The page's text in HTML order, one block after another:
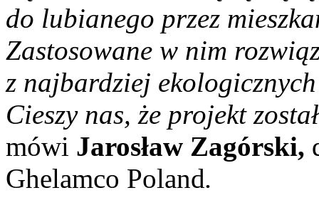
do lubianego przez
Zastosowane w nim
z najbardziej
Cieszy nas, że projekt
mówi Jarosław Zagórski,
Ghelamco Poland.